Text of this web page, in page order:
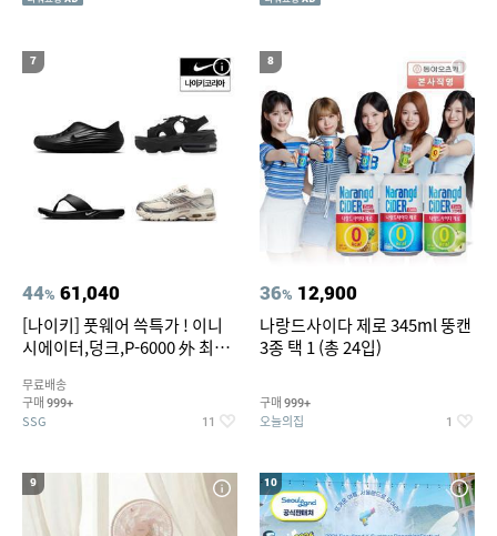
7
44% 61,040
[나이키] 풋웨어 쓱특가 ! 이니
시에이터,덩크,P-6000 外 최대
무료배송
구매 999+
SSG 11
8
36% 12,900
나랑드사이다 제로 345ml 뚱캔
3종 택 1 (총 24입)
구매 999+
오늘의집 1
9 10